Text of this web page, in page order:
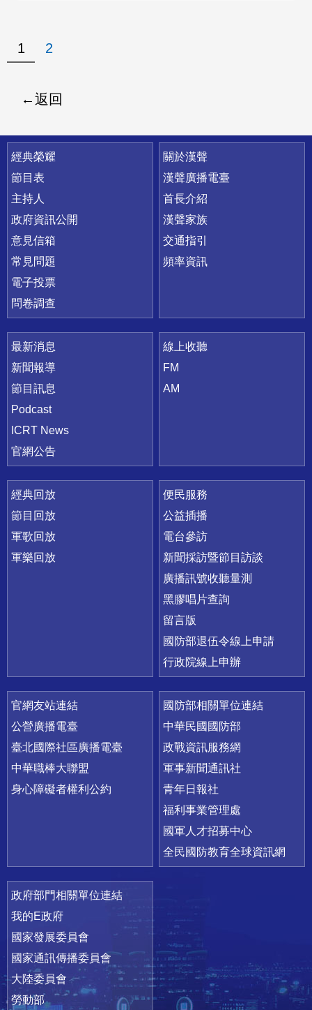
1 2
返回
快速連結
經典榮耀
節目表
主持人
政府資訊公開
意見信箱
常見問題
電子投票
問卷調查
關於漢聲
漢聲廣播電臺
首長介紹
漢聲家族
交通指引
頻率資訊
最新消息
新聞報導
節目訊息
Podcast
ICRT News
官網公告
線上收聽
FM
AM
經典回放
節目回放
軍歌回放
軍樂回放
便民服務
公益插播
電台參訪
新聞採訪暨節目訪談
廣播訊號收聽量測
黑膠唱片查詢
留言版
國防部退伍令線上申請
行政院線上申辦
官網友站連結
公營廣播電臺
臺北國際社區廣播電臺
中華職棒大聯盟
身心障礙者權利公約
國防部相關單位連結
中華民國國防部
政戰資訊服務網
軍事新聞通訊社
青年日報社
福利事業管理處
國軍人才招募中心
全民國防教育全球資訊網
政府部門相關單位連結
我的E政府
國家發展委員會
國家通訊傳播委員會
大陸委員會
勞動部